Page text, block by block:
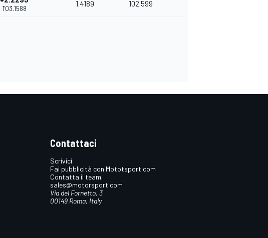
1'03.1588
1.4189 102.599
Contattaci
Scrivici
Fai pubblicità con Mototsport.com
Contatta il team
sales@motorsport.com
Via del Fornetto, 3
00149 Roma, Italy